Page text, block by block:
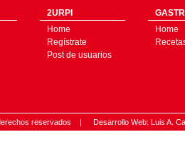
2URPI
Home
Regístrate
Post de usuarios
Home
reservados | Desarrollo Web: Luis